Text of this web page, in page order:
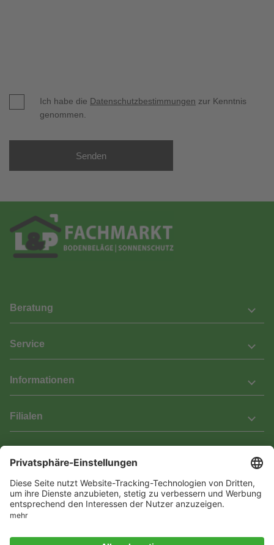
Ich habe die Datenschutzbestimmungen zur Kenntnis
genommen.
Senden
Beratung
Service
Informationen
Filialen
Barrierefreiheit
Wir bemühen uns, unsere Website barrierefrei zu gestalten.
Einige Inhalte und Funktionen sind derzeit jedoch noch nicht
vollständig zugänglich. Wenn Sie auf Barrieren stoßen oder Hilfe
benötigen, kontaktieren Sie uns bitte unter service[at]knutzen.de.
Vertrag widerrufen
© 2026 Das Laminat & Parketthaus GmbH